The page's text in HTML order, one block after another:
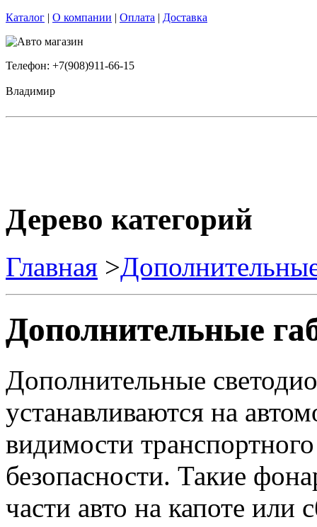
Каталог | О компании | Оплата | Доставка
Телефон: +7(908)911-66-15
Владимир
Дерево категорий
Главная >
Дополнительные
Дополнительные
устанавливаются на
видимости
безопасности. Такие
части авто на капоте или